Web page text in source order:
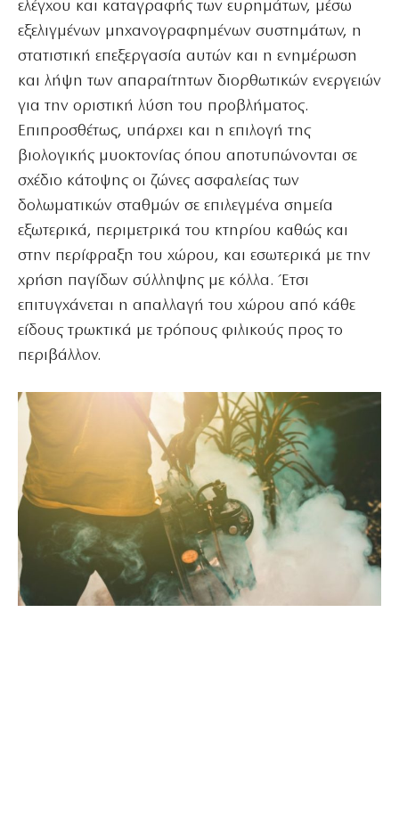
ελέγχου και καταγραφής των ευρημάτων, μέσω
εξελιγμένων μηχανογραφημένων συστημάτων, η
στατιστική επεξεργασία αυτών και η ενημέρωση
και λήψη των απαραίτητων διορθωτικών ενεργειών
για την οριστική λύση του προβλήματος.
Επιπροσθέτως, υπάρχει και η επιλογή της
βιολογικής μυοκτονίας όπου αποτυπώνονται σε
σχέδιο κάτοψης οι ζώνες ασφαλείας των
δολωματικών σταθμών σε επιλεγμένα σημεία
εξωτερικά, περιμετρικά του κτηρίου καθώς και
στην περίφραξη του χώρου, και εσωτερικά με την
χρήση παγίδων σύλληψης με κόλλα. Έτσι
επιτυγχάνεται η απαλλαγή του χώρου από κάθε
είδους τρωκτικά με τρόπους φιλικούς προς το
περιβάλλον.